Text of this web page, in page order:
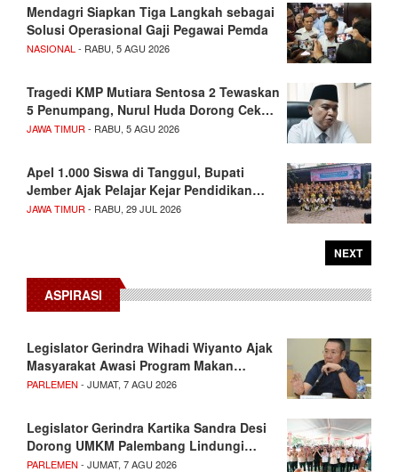
Mendagri Siapkan Tiga Langkah sebagai
Solusi Operasional Gaji Pegawai Pemda
NASIONAL - RABU, 5 AGU 2026
Tragedi KMP Mutiara Sentosa 2 Tewaskan
5 Penumpang, Nurul Huda Dorong Cek…
JAWA TIMUR - RABU, 5 AGU 2026
Apel 1.000 Siswa di Tanggul, Bupati
Jember Ajak Pelajar Kejar Pendidikan…
JAWA TIMUR - RABU, 29 JUL 2026
NEXT
ASPIRASI
Legislator Gerindra Wihadi Wiyanto Ajak
Masyarakat Awasi Program Makan…
PARLEMEN - JUMAT, 7 AGU 2026
Legislator Gerindra Kartika Sandra Desi
Dorong UMKM Palembang Lindungi…
PARLEMEN - JUMAT, 7 AGU 2026